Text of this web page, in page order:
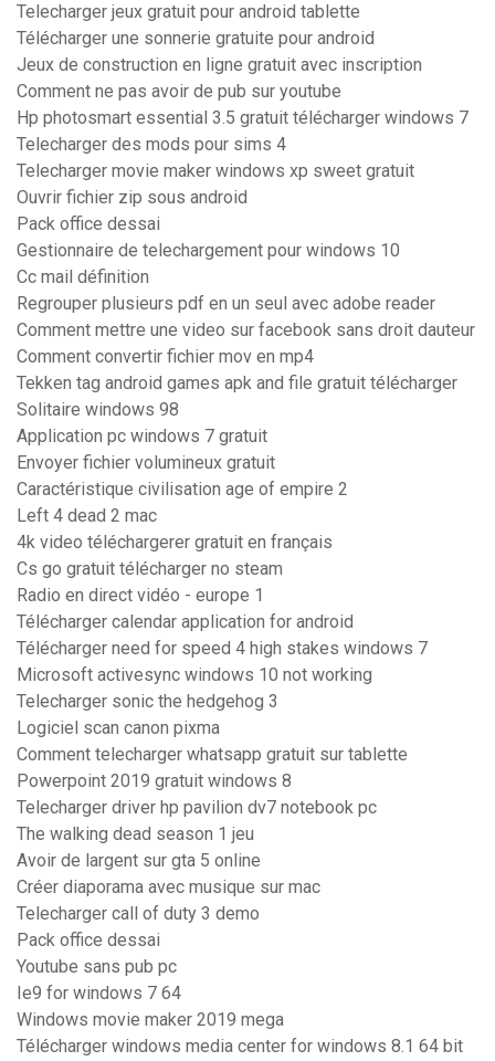
Telecharger jeux gratuit pour android tablette
Télécharger une sonnerie gratuite pour android
Jeux de construction en ligne gratuit avec inscription
Comment ne pas avoir de pub sur youtube
Hp photosmart essential 3.5 gratuit télécharger windows 7
Telecharger des mods pour sims 4
Telecharger movie maker windows xp sweet gratuit
Ouvrir fichier zip sous android
Pack office dessai
Gestionnaire de telechargement pour windows 10
Cc mail définition
Regrouper plusieurs pdf en un seul avec adobe reader
Comment mettre une video sur facebook sans droit dauteur
Comment convertir fichier mov en mp4
Tekken tag android games apk and file gratuit télécharger
Solitaire windows 98
Application pc windows 7 gratuit
Envoyer fichier volumineux gratuit
Caractéristique civilisation age of empire 2
Left 4 dead 2 mac
4k video téléchargerer gratuit en français
Cs go gratuit télécharger no steam
Radio en direct vidéo - europe 1
Télécharger calendar application for android
Télécharger need for speed 4 high stakes windows 7
Microsoft activesync windows 10 not working
Telecharger sonic the hedgehog 3
Logiciel scan canon pixma
Comment telecharger whatsapp gratuit sur tablette
Powerpoint 2019 gratuit windows 8
Telecharger driver hp pavilion dv7 notebook pc
The walking dead season 1 jeu
Avoir de largent sur gta 5 online
Créer diaporama avec musique sur mac
Telecharger call of duty 3 demo
Pack office dessai
Youtube sans pub pc
Ie9 for windows 7 64
Windows movie maker 2019 mega
Télécharger windows media center for windows 8.1 64 bit